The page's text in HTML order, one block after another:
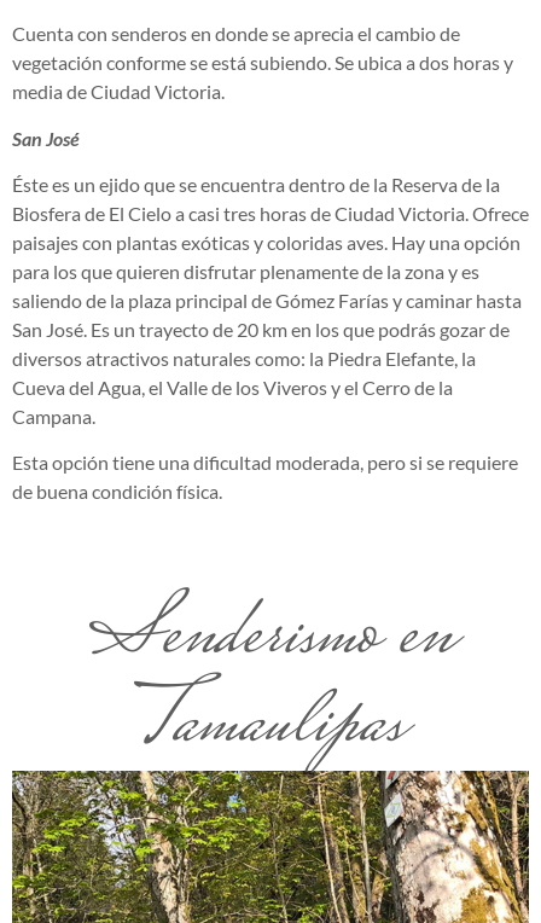
Cuenta con senderos en donde se aprecia el cambio de
vegetación conforme se está subiendo. Se ubica a dos horas y
media de Ciudad Victoria.
San José
Éste es un ejido que se encuentra dentro de la Reserva de la
Biosfera de El Cielo a casi tres horas de Ciudad Victoria. Ofrece
paisajes con plantas exóticas y coloridas aves. Hay una opción
para los que quieren disfrutar plenamente de la zona y es
saliendo de la plaza principal de Gómez Farías y caminar hasta
San José. Es un trayecto de 20 km en los que podrás gozar de
diversos atractivos naturales como: la Piedra Elefante, la
Cueva del Agua, el Valle de los Viveros y el Cerro de la
Campana.
Esta opción tiene una dificultad moderada, pero si se requiere
de buena condición física.
Senderismo en
Tamaulipas